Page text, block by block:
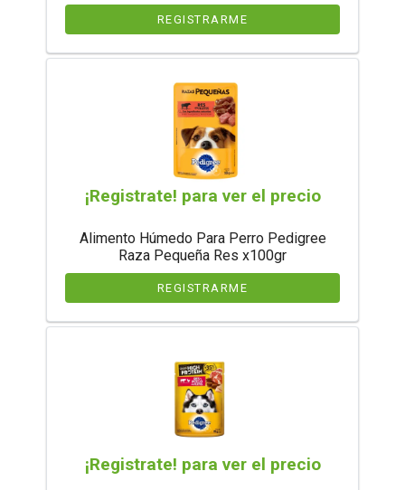
REGISTRARME
¡Registrate! para ver el precio
Alimento Húmedo Para Perro Pedigree
Raza Pequeña Res x100gr
REGISTRARME
¡Registrate! para ver el precio